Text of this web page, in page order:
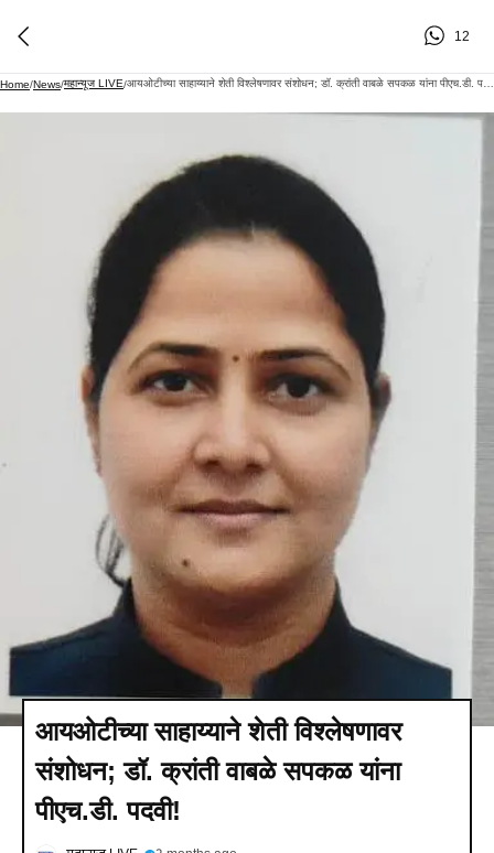
12
Home/News/महान्यूज LIVE/
आयओटीच्या साहाय्याने शेती विश्लेषणावर
संशोधन; डॉ. क्रांती वाबळे सपकळ यांना
पीएच.डी. पदवी!